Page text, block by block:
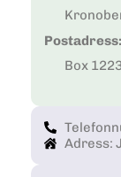
Postadress:
Box
Adress: